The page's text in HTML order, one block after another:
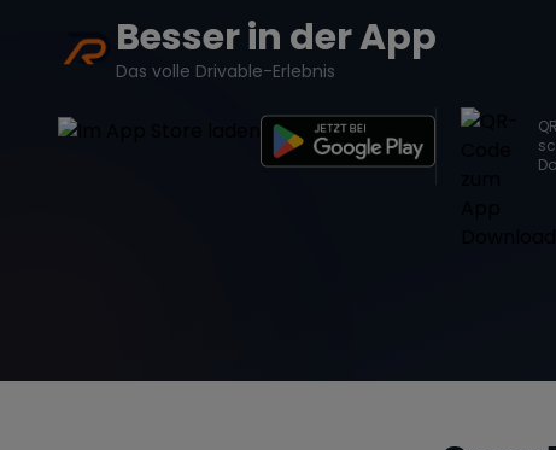
Besser in der App
Das volle Drivable-Erlebnis